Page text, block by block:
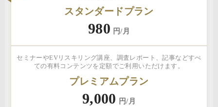
スタンダードプラン
980 円/月
セミナーやEVリスキリング講座、調査レポート、記事などすべ
ての有料コンテンツを定額でご利用いただけます。
プレミアムプラン
9,000 円/月